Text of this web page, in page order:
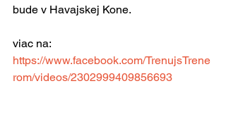
bude v Havajskej Kone.
viac na:
https://www.facebook.com/TrenujsTrene
rom/videos/2302999409856693